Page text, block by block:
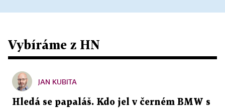
Vybíráme z HN
JAN KUBITA
Hledá se papaláš. Kdo jel v černém BMW s